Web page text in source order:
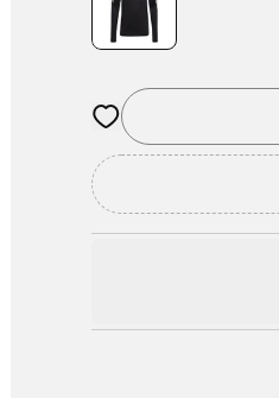
Åbner en Modal til at